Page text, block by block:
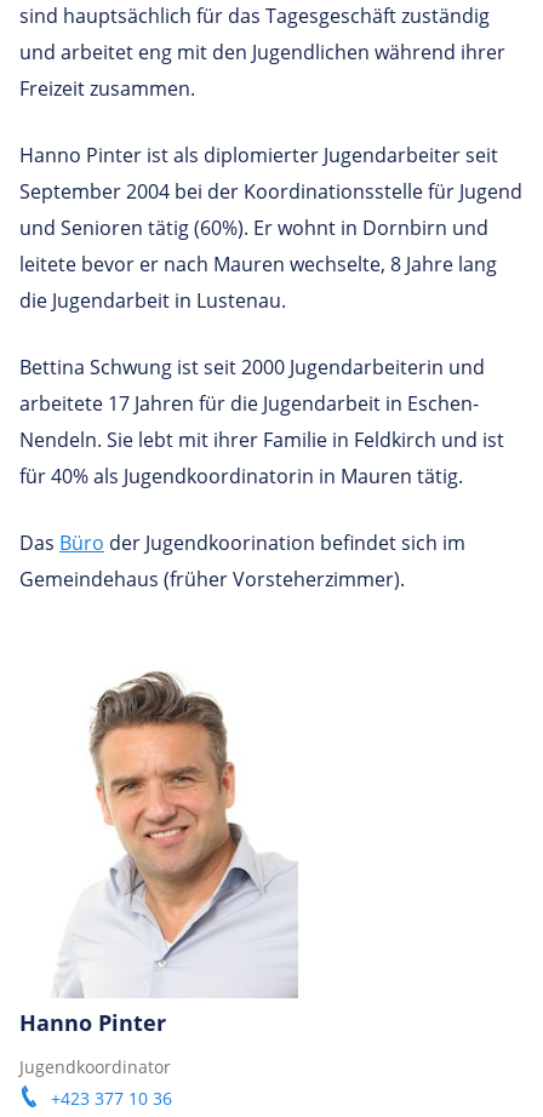
sind hauptsächlich für das Tagesgeschäft zuständig
und arbeitet eng mit den Jugendlichen während ihrer
Freizeit zusammen.
Hanno Pinter ist als diplomierter Jugendarbeiter seit
September 2004 bei der Koordinationsstelle für Jugend
und Senioren tätig (60%). Er wohnt in Dornbirn und
leitete bevor er nach Mauren wechselte, 8 Jahre lang
die Jugendarbeit in Lustenau.
Bettina Schwung ist seit 2000 Jugendarbeiterin und
arbeitete 17 Jahren für die Jugendarbeit in Eschen-
Nendeln. Sie lebt mit ihrer Familie in Feldkirch und ist
für 40% als Jugendkoordinatorin in Mauren tätig.
Das Büro der Jugendkoorination befindet sich im
Gemeindehaus (früher Vorsteherzimmer).
Hanno Pinter
Jugendkoordinator
+423 377 10 36